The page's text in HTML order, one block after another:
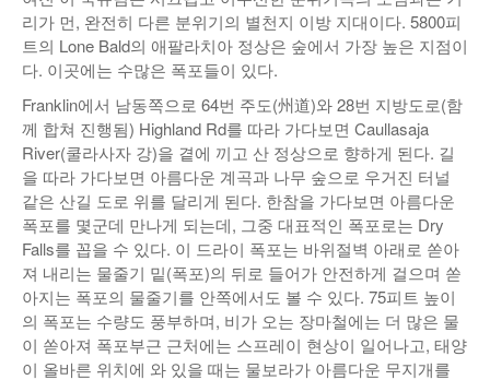
리가 먼, 완전히 다른 분위기의 별천지 이방 지대이다. 5800피
트의 Lone Bald의 애팔라치아 정상은 숲에서 가장 높은 지점이
다. 이곳에는 수많은 폭포들이 있다.
Franklin에서 남동쪽으로 64번 주도(州道)와 28번 지방도로(함
께 합쳐 진행됨) Highland Rd를 따라 가다보면 Caullasaja
River(쿨라사자 강)을 곁에 끼고 산 정상으로 향하게 된다. 길
을 따라 가다보면 아름다운 계곡과 나무 숲으로 우거진 터널
같은 산길 도로 위를 달리게 된다. 한참을 가다보면 아름다운
폭포를 몇군데 만나게 되는데, 그중 대표적인 폭포로는 Dry
Falls를 꼽을 수 있다. 이 드라이 폭포는 바위절벽 아래로 쏟아
져 내리는 물줄기 밑(폭포)의 뒤로 들어가 안전하게 걸으며 쏟
아지는 폭포의 물줄기를 안쪽에서도 볼 수 있다. 75피트 높이
의 폭포는 수량도 풍부하며, 비가 오는 장마철에는 더 많은 물
이 쏟아져 폭포부근 근처에는 스프레이 현상이 일어나고, 태양
이 올바른 위치에 와 있을 때는 물보라가 아름다운 무지개를